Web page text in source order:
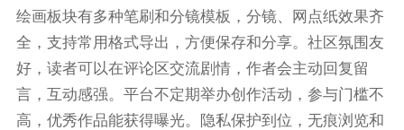
绘画板块有多种笔刷和分镜模板，分镜、网点纸效果齐
全，支持常用格式导出，方便保存和分享。社区氛围友
好，读者可以在评论区交流剧情，作者会主动回复留
言，互动感强。平台不定期举办创作活动，参与门槛不
高，优秀作品能获得曝光。隐私保护到位，无痕浏览和